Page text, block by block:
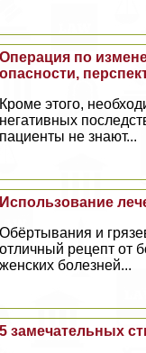
Операция по
опасности,
Кроме этого,
негативных
пациенты не знают...
Использование
Обёртывания и
отличный рецепт от
женских болезней...
5 замечательных